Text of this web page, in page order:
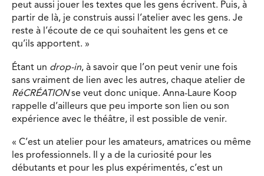
peut aussi jouer les textes que les gens écrivent. Puis, à
partir de là, je construis aussi l’atelier avec les gens. Je
reste à l’écoute de ce qui souhaitent les gens et ce
qu’ils apportent. »
Étant un drop-in, à savoir que l’on peut venir une fois
sans vraiment de lien avec les autres, chaque atelier de
RéCRÉATIONse veut donc unique. Anna-Laure Koop
rappelle d’ailleurs que peu importe son lien ou son
expérience avec le théâtre, il est possible de venir.
« C’est un atelier pour les amateurs, amatrices ou même
les professionnels. Il y a de la curiosité pour les
débutants et pour les plus expérimentés, c’est un